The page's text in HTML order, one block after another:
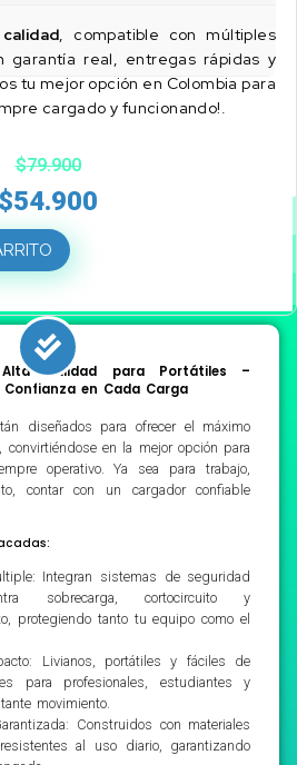
, compatible con múltiples
garantía real, entregas rápidas y
tu mejor opción en Colombia para
cargado y funcionando!.
$79.900
$54.900
Calidad para Portátiles –
en Cada Carga
diseñados para ofrecer el máximo
en la mejor opción para
operativo. Ya sea para trabajo,
contar con un cargador confiable
Integran sistemas de seguridad
sobrecarga, cortocircuito y
protegiendo tanto tu equipo como el
Livianos, portátiles y fáciles de
para profesionales, estudiantes y
movimiento.
Construidos con materiales
al uso diario, garantizando